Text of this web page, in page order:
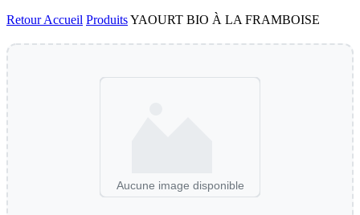
RetourAccueil ProduitsYAOURT BIO À LA FRAMBOISE
Aucune image disponible